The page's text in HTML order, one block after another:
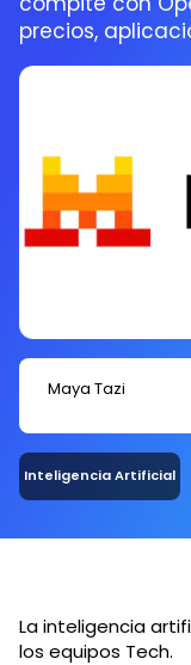
precios,
con Ironhack
Maya Tazi
Inteligencia Artificial
La inteligencia
los equipos Tech.